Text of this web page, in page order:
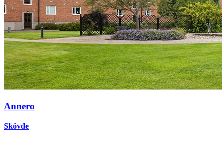
Annero
Skövde